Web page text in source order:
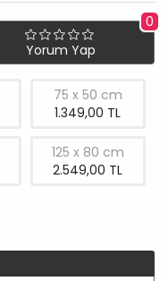
0
Yorum Yap
75 x 50 cm
1.349,00 TL
125 x 80 cm
2.549,00 TL